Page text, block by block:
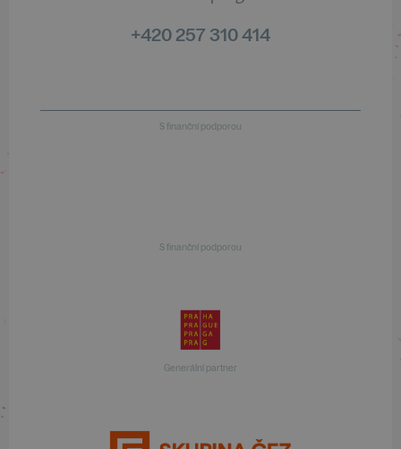
+420 257 310 414
S finanční podporou
S finanční podporou
Generální partner